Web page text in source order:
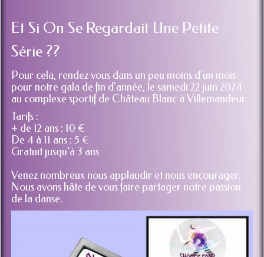
Et Si On Se Regardait Une Petite
Série ??
Pour cela, rendez vous dans un peu moins d'un mois
pour notre gala de fin d'année, le samedi 22 juin 2024
au complexe sportif de Château Blanc à Villemandeur
Tarifs :
+ de 12 ans : 10 €
De 4 à 11 ans : 5 €
Gratuit jusqu'à 3 ans
Venez nombreux nous applaudir et nous encourager.
Nous avons hâte de vous faire partager notre passion
de la danse.